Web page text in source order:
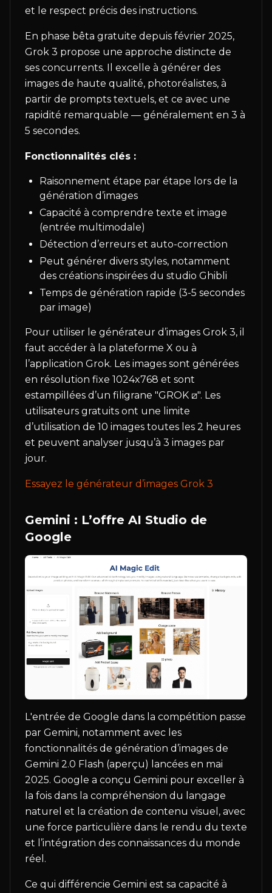
et le respect précis des instructions.
En phase bêta gratuite depuis février 2025,
Grok 3 propose une approche distincte de
ses concurrents. Il excelle à générer des
images de haute qualité, photoréalistes, à
partir de prompts textuels, et ce avec une
rapidité remarquable — généralement en 3 à
5 secondes.
Fonctionnalités clés :
Raisonnement étape par étape lors de la
génération d’images
Capacité à comprendre texte et image
(entrée multimodale)
Détection d’erreurs et auto-correction
Peut générer divers styles, notamment
des créations inspirées du studio Ghibli
Temps de génération rapide (3-5 secondes
par image)
Pour utiliser le générateur d’images Grok 3, il
faut accéder à la plateforme X ou à
l’application Grok. Les images sont générées
en résolution fixe 1024x768 et sont
estampillées d’un filigrane "GROK ⧄". Les
utilisateurs gratuits ont une limite
d’utilisation de 10 images toutes les 2 heures
et peuvent analyser jusqu’à 3 images par
jour.
Essayez le générateur d’images Grok 3
Gemini : L’offre AI Studio de
Google
L'entrée de Google dans la compétition passe
par Gemini, notamment avec les
fonctionnalités de génération d’images de
Gemini 2.0 Flash (aperçu) lancées en mai
2025. Google a conçu Gemini pour exceller à
la fois dans la compréhension du langage
naturel et la création de contenu visuel, avec
une force particulière dans le rendu du texte
et l’intégration des connaissances du monde
réel.
Ce qui différencie Gemini est sa capacité à